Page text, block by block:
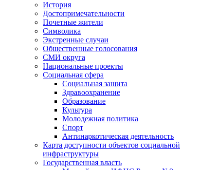
История
Достопримечательности
Почетные жители
Символика
Экстренные случаи
Общественные голосования
СМИ округа
Национальные проекты
Социальная сфера
Социальная защита
Здравоохранение
Образование
Культура
Молодежная политика
Спорт
Антинаркотическая деятельность
Карта доступности объектов социальной
инфраструктуры
Государственная власть